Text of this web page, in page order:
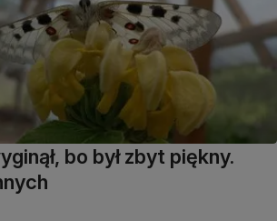
bo był zbyt piękny.